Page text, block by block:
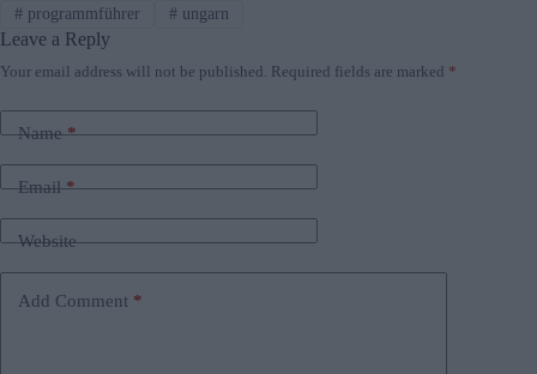
#programmführer #ungarn
Leave a Reply
Your email address will not be published. Required fields are marked *
Name*
Email*
Website
Add Comment *